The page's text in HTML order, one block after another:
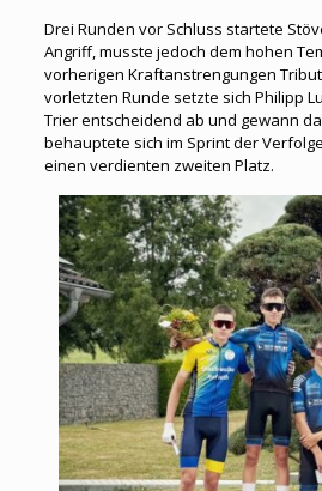
Drei Runden vor Schluss startete
Angriff, musste jedoch dem hohen
vorherigen Kraftanstrengungen
vorletzten Runde setzte sich Philipp
Trier entscheidend ab und gewann
behauptete sich im Sprint der
einen verdienten zweiten Platz.